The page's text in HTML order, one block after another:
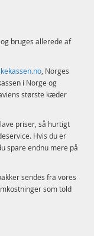
bruges allerede af
, Norges
i Norge og
største kæder
priser, så hurtigt
Hvis du er
spare endnu mere på
sendes fra vores
som told